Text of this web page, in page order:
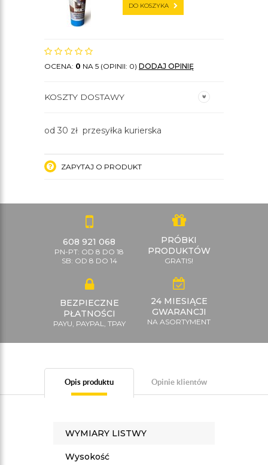
DO KOSZYKA
OCENA: 0 NA 5 (OPINII: 0) DODAJ OPINIĘ
KOSZTY DOSTAWY
od 30 zł przesyłka kurierska
ZAPYTAJ O PRODUKT
608 921 068
PN-PT: OD 8 DO 18
SB: OD 8 DO 14
PRÓBKI
PRODUKTÓW
GRATIS!
BEZPIECZNE
PŁATNOŚCI
PAYU, PAYPAL, TPAY
24 MIESIĄCE
GWARANCJI
NA ASORTYMENT
Opis produktu Opinie klientów
WYMIARY LISTWY
Wysokość